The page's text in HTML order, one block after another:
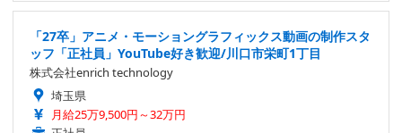
「27卒」アニメ・モーショングラフィックス動画の制作スタ
ッフ「正社員」YouTube好き歓迎/川口市栄町1丁目
株式会社enrich technology
埼玉県
月給25万9,500円～32万円